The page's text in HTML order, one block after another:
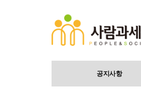
공지사항